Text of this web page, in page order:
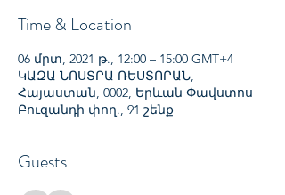
Time & Location
06 մրտ, 2021 թ., 12:00 – 15:00 GMT+4
ԿԱԶԱ ՆՈՍՏՐԱ ՌԵՍՏՈՐԱՆ,
Հայաստան, 0002, Երևան Փավստոս
Բուզանդի փող., 91 շենք
Guests